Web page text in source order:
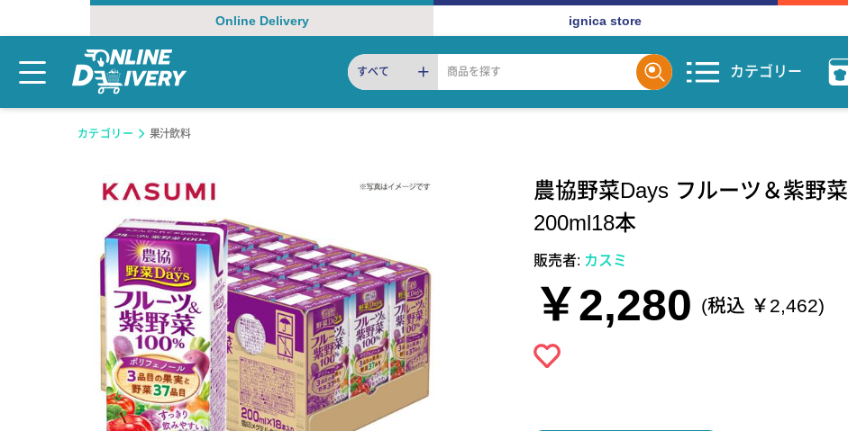
Online Delivery ignica store
すべて カテゴリー
カテゴリー 果汁飲料
農協野菜Days フルーツ＆紫野菜
200ml18本
販売者: カスミ
￥2,280 (税込 ￥2,462)